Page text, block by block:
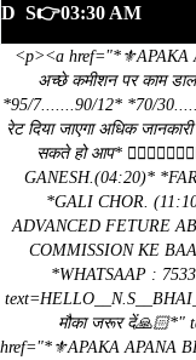
D S👉03:30 AM
<p><a href="*⚜️APAKA
अच्छे कमीशन पर काम
*95/7.......90/12* *70/
रेट दिया जाएगा अधिक
सकते हो आप*
GANESH.(04:20)*
*GALI CHOR.
ADVANCED FETURE
COMMISSION KE
*WHATSAAP :
मौका जरूर दें🙏🏻*"
href="*⚜️APAKA APANA